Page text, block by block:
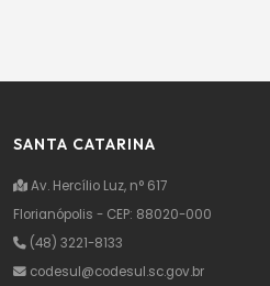
SANTA CATARINA
Av. Hercílio Luz, n° 617
Florianópolis - CEP: 88020-000
(48) 3221-8133
codesul@codesul.sc.gov.br